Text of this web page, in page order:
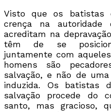
Visto que os batistas
crença na autoridade
acreditam na
têm de se
juntamente com
homens são
salvação, e não de
induzida. Os batistas
salvação procede do
santo, mas gracioso,